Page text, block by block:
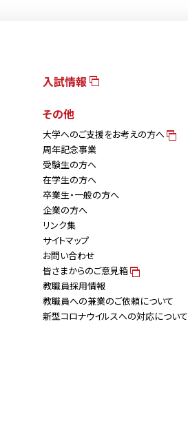
入試情報
その他
大学へのご支援をお考えの方へ
周年記念事業
受験生の方へ
在学生の方へ
卒業生・一般の方へ
企業の方へ
リンク集
サイトマップ
お問い合わせ
皆さまからのご意見箱
教職員採用情報
教職員への兼業のご依頼について
新型コロナウイルスへの対応について